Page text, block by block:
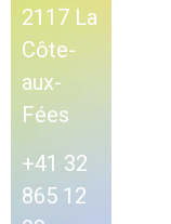
2117 La
Côte-
aux-
Fées
+41 32
865 12